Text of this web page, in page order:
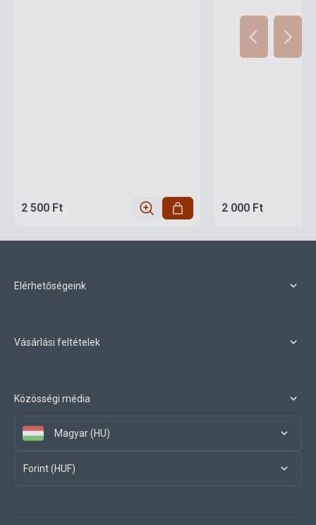
2 500 Ft 2 000 Ft
Elérhetőségeink
Vásárlási feltételek
Közösségi média
Magyar (HU)
Forint (HUF)